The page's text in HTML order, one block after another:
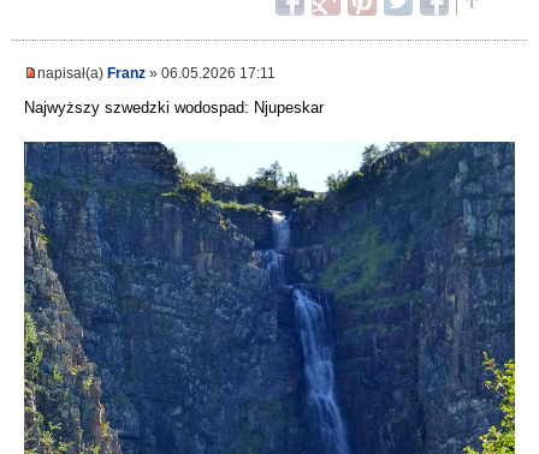
napisał(a) Franz » 06.05.2026 17:11
Najwyższy szwedzki wodospad: Njupeskar